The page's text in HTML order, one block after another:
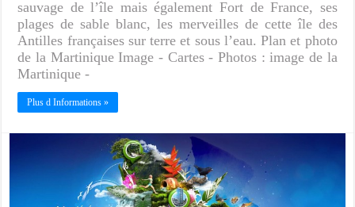
sauvage de l’île mais également Fort de France, ses
plages de sable blanc, les merveilles de cette île des
Antilles françaises sur terre et sous l’eau. Plan et photo
de la Martinique Image - Cartes - Photos : image de la
Martinique -
Plus d Informations »